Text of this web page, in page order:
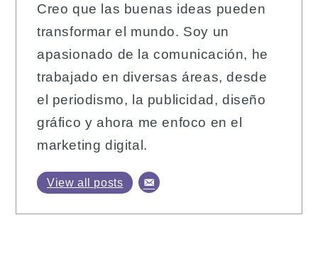
Creo que las buenas ideas pueden
transformar el mundo. Soy un
apasionado de la comunicación, he
trabajado en diversas áreas, desde
el periodismo, la publicidad, diseño
gráfico y ahora me enfoco en el
marketing digital.
View all posts